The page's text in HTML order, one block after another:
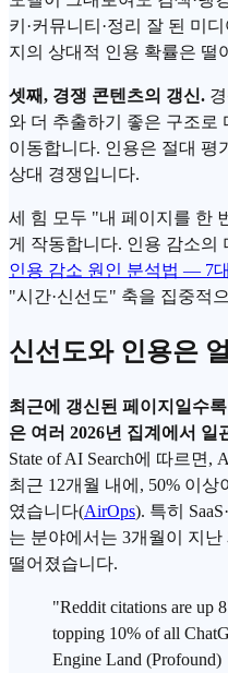
키·커뮤니티·정리 잘 된 미
지의 상대적 인용 확률은 떨
셋째, 경쟁 콘텐츠의 갱신.
와 더 추출하기 좋은 구조로
이동합니다. 인용은 절대 평
상대 경쟁입니다.
세 힘 모두 "내 페이지를 한
게 작동합니다. 인용 감소의
인용 감소 원인 분석법 — 7
"시간·신선도" 축을 집중적
신선도와 인용은
최근에 갱신된 페이지일수
은 여러 2026년 집계에서 일
State of AI Search에 따르면,
최근 12개월 내에, 50% 이상
였습니다(AirOps). 특히 SaaS
는 분야에서는 3개월이 지
떨어졌습니다.
"Reddit citations are up
topping 10% of all
Engine Land (Profound)